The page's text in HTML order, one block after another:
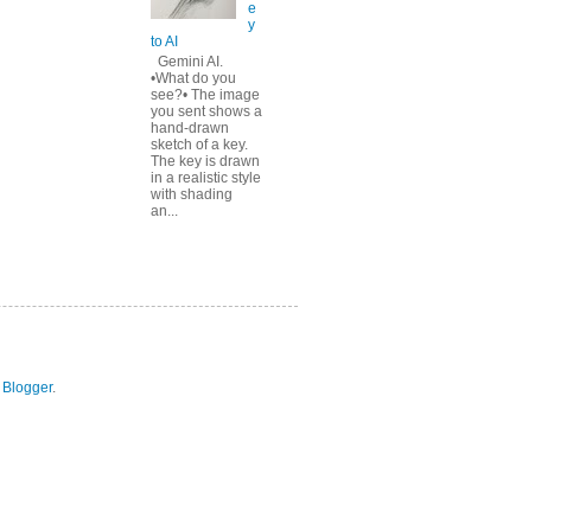
e
y
to AI
Gemini AI.
•What do you
see?• The image
you sent shows a
hand-drawn
sketch of a key.
The key is drawn
in a realistic style
with shading
an...
Blogger.